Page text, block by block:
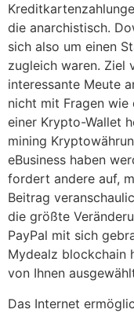
die anarchistisch.
sich also um einen
zugleich waren. Ziel
interessante Meute
nicht mit Fragen wie
einer Krypto-Wallet
mining
eBusiness haben
fordert andere auf,
Beitrag
die größte
PayPal mit sich
Mydealz blockchain
von Ihnen
Das Internet